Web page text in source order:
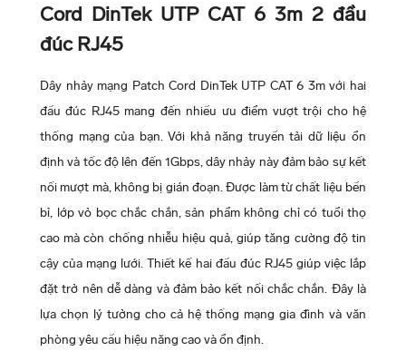
Cord DinTek UTP CAT 6 3m 2 đầu
đúc RJ45
Dây nhảy mạng Patch Cord DinTek UTP CAT 6 3m với hai
đầu đúc RJ45 mang đến nhiều ưu điểm vượt trội cho hệ
thống mạng của bạn. Với khả năng truyền tải dữ liệu ổn
định và tốc độ lên đến 1Gbps, dây nhảy này đảm bảo sự kết
nối mượt mà, không bị gián đoạn. Được làm từ chất liệu bền
bỉ, lớp vỏ bọc chắc chắn, sản phẩm không chỉ có tuổi thọ
cao mà còn chống nhiễu hiệu quả, giúp tăng cường độ tin
cậy của mạng lưới. Thiết kế hai đầu đúc RJ45 giúp việc lắp
đặt trở nên dễ dàng và đảm bảo kết nối chắc chắn. Đây là
lựa chọn lý tưởng cho cả hệ thống mạng gia đình và văn
phòng yêu cầu hiệu năng cao và ổn định.